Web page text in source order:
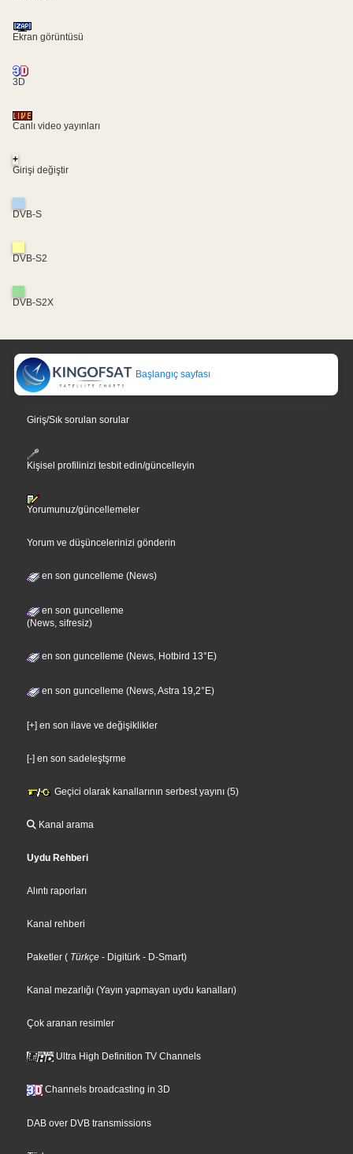
Ekran görüntüsü
3D
Canlı video yayınları
+
Girişi değiştir
DVB-S
DVB-S2
DVB-S2X
Başlangıç sayfası
Giriş/Sık sorulan sorular
Kişisel profilinizi tesbit edin/güncelleyin
Yorumunuz/güncellemeler
Yorum ve düşüncelerinizi gönderin
en son guncelleme (News)
en son guncelleme
(News, sifresiz)
en son guncelleme (News, Hotbird 13°E)
en son guncelleme (News, Astra 19,2°E)
[+] en son ilave ve değişiklikler
[-] en son sadeleştşrme
Geçici olarak kanallarının serbest yayını (5)
Kanal arama
Uydu Rehberi
Alıntı raporları
Kanal rehberi
Paketler ( Türkçe - Digitürk - D-Smart)
Kanal mezarlığı (Yayın yapmayan uydu kanalları)
Çok aranan resimler
Ultra High Definition TV Channels
Channels broadcasting in 3D
DAB over DVB transmissions